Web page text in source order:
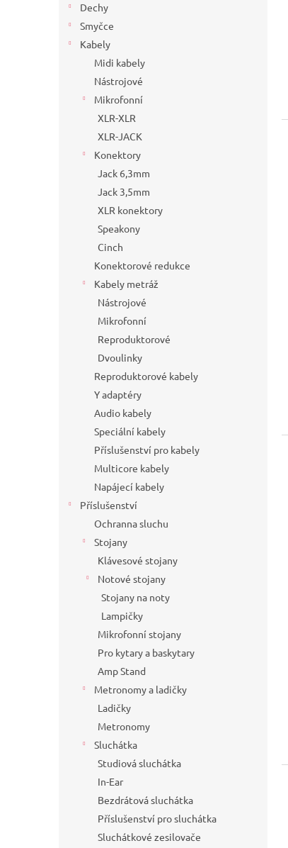
Dechy
Smyčce
Kabely
Midi kabely
Nástrojové
Mikrofonní
XLR-XLR
XLR-JACK
Konektory
Jack 6,3mm
Jack 3,5mm
XLR konektory
Speakony
Cinch
Konektorové redukce
Kabely metráž
Nástrojové
Mikrofonní
Reproduktorové
Dvoulinky
Reproduktorové kabely
Y adaptéry
Audio kabely
Speciální kabely
Příslušenství pro kabely
Multicore kabely
Napájecí kabely
Příslušenství
Ochranna sluchu
Stojany
Klávesové stojany
Notové stojany
Stojany na noty
Lampičky
Mikrofonní stojany
Pro kytary a baskytary
Amp Stand
Metronomy a ladičky
Ladičky
Metronomy
Sluchátka
Studiová sluchátka
In-Ear
Bezdrátová sluchátka
Příslušenství pro sluchátka
Sluchátkové zesilovače